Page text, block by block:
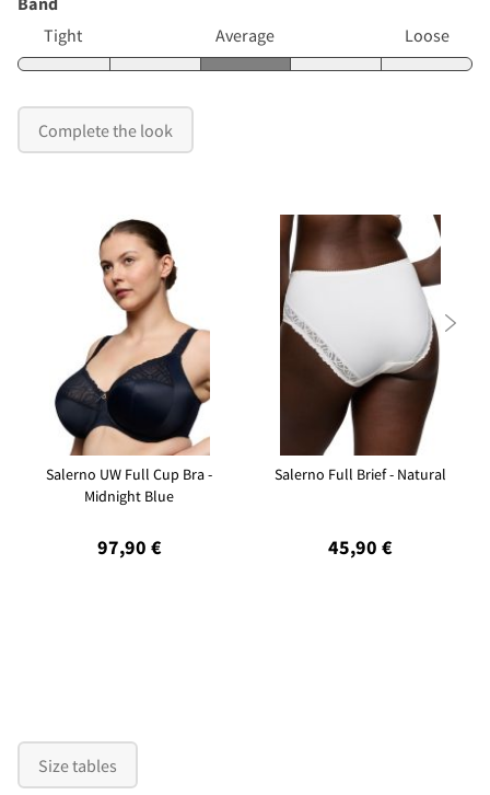
Tight
Average Loose
Complete the look
Salerno UW Full Cup Bra -
Midnight Blue
97,90 €
Salerno Full Brief - Natural
45,90 €

Size tables